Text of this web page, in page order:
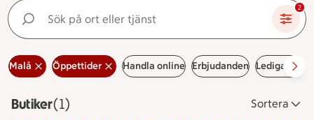
Sök på ort eller tjänst 2
Malå Öppettider Handla online Erbjudanden Lediga jobb
ButikerVisar 1 stycken
(1) Sortera